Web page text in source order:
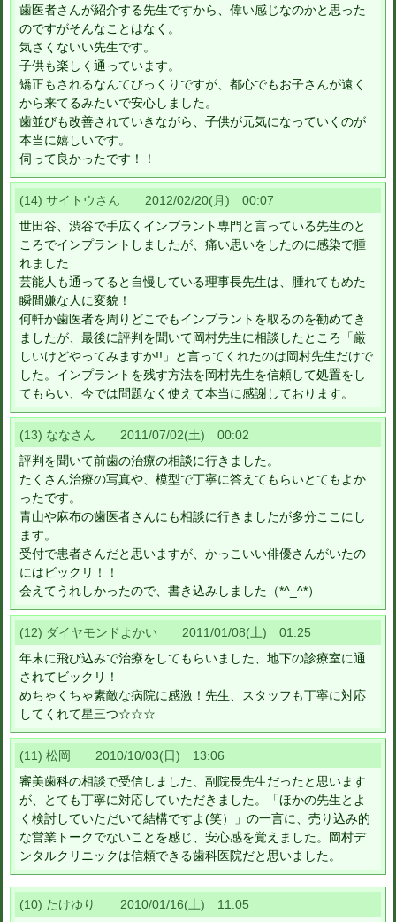
歯医者さんが紹介する先生ですから、偉い感じなのかと思った
のですがそんなことはなく。
気さくないい先生です。
子供も楽しく通っています。
矯正もされるなんてびっくりですが、都心でもお子さんが遠く
から来てるみたいで安心しました。
歯並びも改善されていきながら、子供が元気になっていくのが
本当に嬉しいです。
伺って良かったです！！
(14) サイトウさん 2012/02/20(月) 00:07
世田谷、渋谷で手広くインプラント専門と言っている先生のと
ころでインプラントしましたが、痛い思いをしたのに感染で腫
れました……
芸能人も通ってると自慢している理事長先生は、腫れてもめた
瞬間嫌な人に変貌！
何軒か歯医者を周りどこでもインプラントを取るのを勧めてき
ましたが、最後に評判を聞いて岡村先生に相談したところ「厳
しいけどやってみますか!!」と言ってくれたのは岡村先生だけで
した。インプラントを残す方法を岡村先生を信頼して処置をし
てもらい、今では問題なく使えて本当に感謝しております。
(13) ななさん 2011/07/02(土) 00:02
評判を聞いて前歯の治療の相談に行きました。
たくさん治療の写真や、模型で丁寧に答えてもらいとてもよか
ったです。
青山や麻布の歯医者さんにも相談に行きましたが多分ここにし
ます。
受付で患者さんだと思いますが、かっこいい俳優さんがいたの
にはビックリ！！
会えてうれしかったので、書き込みしました（*^_^*）
(12) ダイヤモンドよかい 2011/01/08(土) 01:25
年末に飛び込みで治療をしてもらいました、地下の診療室に通
されてビックリ！
めちゃくちゃ素敵な病院に感激！先生、スタッフも丁寧に対応
してくれて星三つ☆☆☆
(11) 松岡 2010/10/03(日) 13:06
審美歯科の相談で受信しました、副院長先生だったと思います
が、とても丁寧に対応していただきました。「ほかの先生とよ
く検討していただいて結構ですよ(笑）」の一言に、売り込み的
な営業トークでないことを感じ、安心感を覚えました。岡村デ
ンタルクリニックは信頼できる歯科医院だと思いました。
(10) たけゆり 2010/01/16(土) 11:05